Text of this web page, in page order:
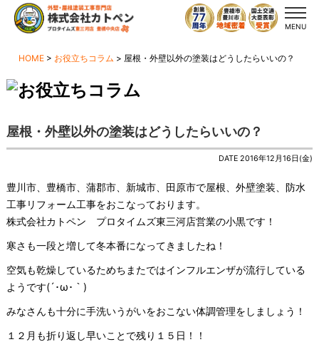
MENU
HOME > お役立ちコラム > 屋根・外壁以外の塗装はどうしたらいいの？
屋根・外壁以外の塗装はどうしたらいいの？
DATE 2016年12月16日(金)
豊川市、豊橋市、蒲郡市、新城市、田原市で屋根、外壁塗装、防水
工事リフォーム工事をおこなっております。
株式会社カトペン プロタイムズ東三河店営業の小黒です！
寒さも一段と増して冬本番になってきましたね！
空気も乾燥しているためちまたではインフルエンザが流行している
ようです(´･ω･｀)
みなさんも十分に手洗いうがいをおこない体調管理をしましょう！
１２月も折り返し早いことで残り１５日！！